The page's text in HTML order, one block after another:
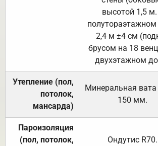
высотой 1,5
2,4 м ±4 см
брусом на 18
двухэтажном
Утепление (пол,
потолок,
мансарда)
Минеральная вата
150 мм.
Пароизоляция
(пол, потолок,
Ондутис R70.